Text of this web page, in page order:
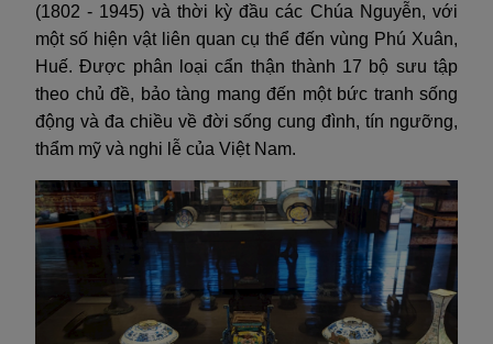
(1802 - 1945) và thời kỳ đầu các Chúa Nguyễn, với
một số hiện vật liên quan cụ thể đến vùng Phú Xuân,
Huế. Được phân loại cẩn thận thành 17 bộ sưu tập
theo chủ đề, bảo tàng mang đến một bức tranh sống
động và đa chiều về đời sống cung đình, tín ngưỡng,
thẩm mỹ và nghi lễ của Việt Nam.